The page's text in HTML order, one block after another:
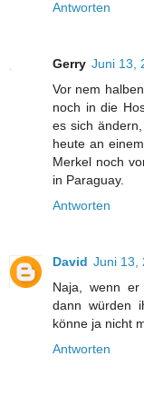
Antworten
Gerry Juni 13,
Vor nem
noch in die
es sich
heute an
Merkel noch
in Paraguay.
Antworten
David Juni 13,
Naja, wenn er
dann würden
könne ja nicht
Antworten